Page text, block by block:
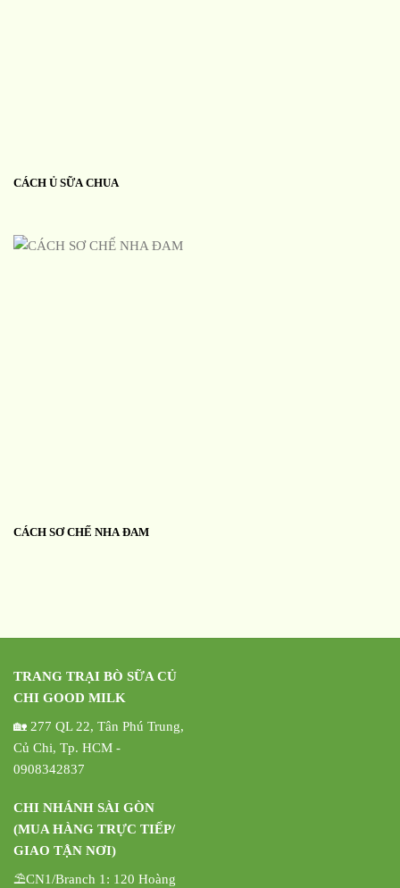
CÁCH Ủ SỮA CHUA
CÁCH SƠ CHẾ NHA ĐAM
TRANG TRẠI BÒ SỮA CỦ
CHI GOOD MILK
🏡 277 QL 22, Tân Phú Trung,
Củ Chi, Tp. HCM -
0908342837
CHI NHÁNH SÀI GÒN
(MUA HÀNG TRỰC TIẾP/
GIAO TẬN NƠI)
⛱️CN1/Branch 1: 120 Hoàng